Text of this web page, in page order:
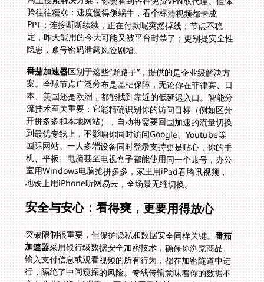
隐患，账号密码泄露风险剧增。
番茄加速器区别于这些“野路子”，提供的是企业级解决方
案。全球节点广泛分布是基础保障，无论你在菲律宾、日
本、美国还是欧洲，都能找到靠近的低延迟入口。智能分
流技术至关重要：它能精确识别你的访问目标（例如区分
开拼多多和本地网站），自动将需要回国加速的流量切换
到最优专线上，不影响你同时访问Google、Youtube等
国际网站。一人多端设备同时登录支持更是贴心，你的手
机、平板、电脑甚至电视盒子都能使用同一个账号，办公
室用Windows电脑抢拼多多，家里用iPad看腾讯视频，
地铁上用iPhone听网易云，全场景无缝切换。
安全与安心：看得爽，更要用得放心
突破限制很重要，但保护隐私和数据安全同样关键。番茄
加速器采用银行级数据安全加密技术，确保你浏览商品、
输入支付信息或观看视频的所有行为，都在加密隧道中进
行，隔绝了中间窥探的风险。专线传输意味着你的数据不
会在公共网络上“裸奔”，不会被恶意劫持。同时，后台有
专业的技术团队7x24小时实时保障，线路有任何波动或
使用遇到疑问，都能第一时间获得专业响应。这远远不是